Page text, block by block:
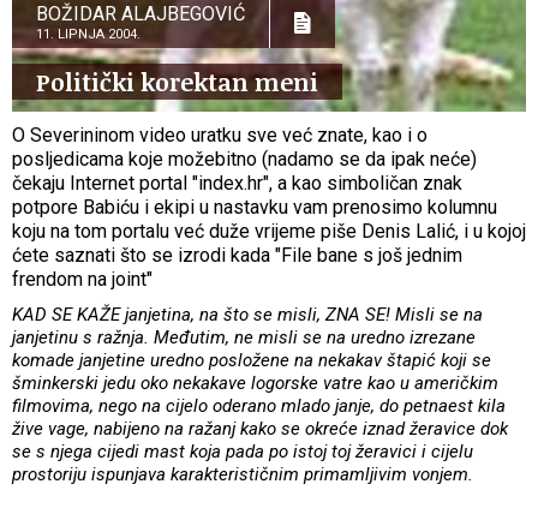
BOŽIDAR ALAJBEGOVIĆ
11. LIPNJA 2004.
Politički korektan meni
O Severininom video uratku sve već znate, kao i o
posljedicama koje možebitno (nadamo se da ipak neće)
čekaju Internet portal "index.hr", a kao simboličan znak
potpore Babiću i ekipi u nastavku vam prenosimo kolumnu
koju na tom portalu već duže vrijeme piše Denis Lalić, i u kojoj
ćete saznati što se izrodi kada "File bane s još jednim
frendom na joint"
KAD SE KAŽE janjetina, na što se misli, ZNA SE! Misli se na
janjetinu s ražnja. Međutim, ne misli se na uredno izrezane
komade janjetine uredno posložene na nekakav štapić koji se
šminkerski jedu oko nekakave logorske vatre kao u američkim
filmovima, nego na cijelo oderano mlado janje, do petnaest kila
žive vage, nabijeno na ražanj kako se okreće iznad žeravice dok
se s njega cijedi mast koja pada po istoj toj žeravici i cijelu
prostoriju ispunjava karakterističnim primamljivim vonjem.